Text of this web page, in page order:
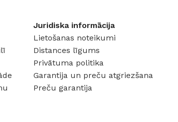
Juridiska informācija
Lietošanas noteikumi
Distances līgums
Privātuma politika
Garantija un preču atgriezšana
Preču garantija